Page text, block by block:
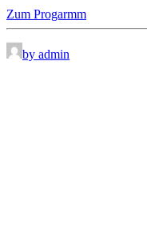
Zum Progarmm
by admin